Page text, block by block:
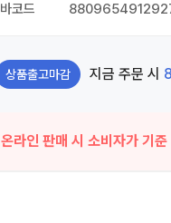
바코드
상품출고마감 지금 주문 시
온라인 판매 시 소비자가 기